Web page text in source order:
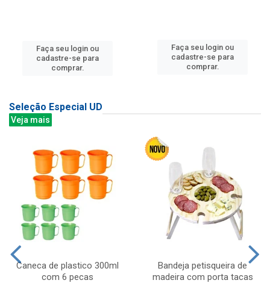
Faça seu login ou
cadastre-se para
comprar.
Faça seu login ou
cadastre-se para
comprar.
Seleção Especial UD
Veja mais
Caneca de plastico 300ml
com 6 pecas
Bandeja petisqueira de
madeira com porta tacas